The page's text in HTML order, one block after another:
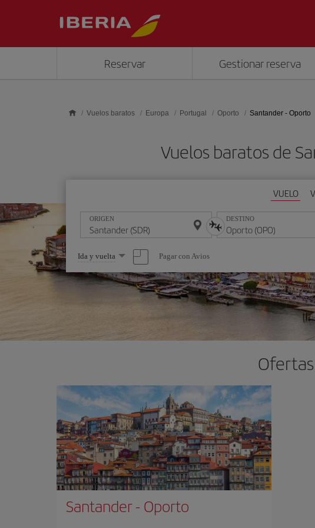
Reservar Gestionar reserva
Vuelos baratos Europa Portugal Oporto Santander - Oporto
Vuelos baratos de
VUELO
ORIGEN DESTINO
Seleccione
una
opción
Ida y vuelta Pagar con Avios
Santander- Oporto